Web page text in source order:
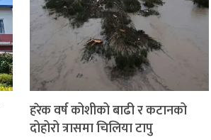
हरेक वर्ष कोशीको बाढी र कटानको
दोहोरो त्रासमा चिलिया टापु